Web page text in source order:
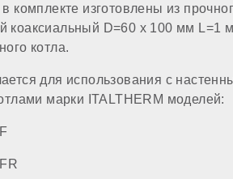
комплекте изготовлены из
коаксиальный D=60 x 100 мм L=1
котла.
для использования с
марки ITALTHERM моделей: